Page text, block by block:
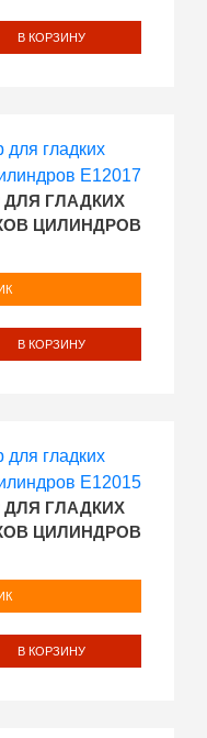
В КОРЗИНУ
ГЛАДКИХ
ЦИЛИНДРОВ
В КОРЗИНУ
ГЛАДКИХ
ЦИЛИНДРОВ
В КОРЗИНУ